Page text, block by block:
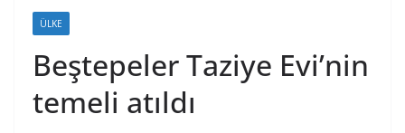
ÜLKE
Beştepeler Taziye Evi’nin
temeli atıldı